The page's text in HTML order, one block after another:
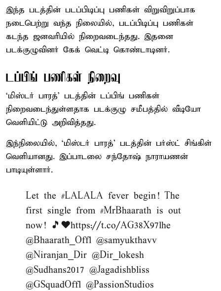
இந்த படத்தின் படப்பிடிப்பு பணிகள் விறுவிறுப்பாக
நடைபெற்று வந்த நிலையில், படப்பிடிப்பு பணிகள்
கடந்த ஜனவரியில் நிறைவடைந்தது. இதனை
படக்குழுவினர் கேக் வெட்டி கொண்டாடினர்.
டப்பிங் பணிகள் நிறைவு
‘மிஸ்டர் பாரத்’ படத்தின் டப்பிங் பணிகள்
நிறைவடைந்துள்ளதாக படக்குழு சமீபத்தில் வீடியோ
வெளியிட்டு அறிவித்தது.
இந்நிலையில், ‘மிஸ்டர் பாரத்’ படத்தின் பர்ஸ்ட் சிங்கிள்
வெளியானது. இப்பாடலை சந்தோஷ் நாராயணன்
பாடியுள்ளார்.
Let the #LALALA fever begin! The
first single from #MrBhaarath is out
now! 🎵❤️https://t.co/AG38X97lhe
@Bhaarath_Offl @samyukthavv
@Niranjan_Dir @Dir_lokesh
@Sudhans2017 @Jagadishbliss
@GSquadOffl @PassionStudios